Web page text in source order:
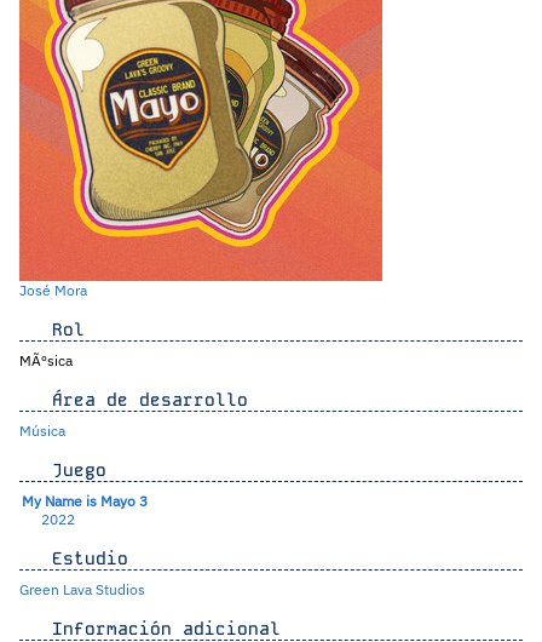
José Mora
Rol
MÃºsica
Área de desarrollo
Música
Juego
My Name is Mayo 3
2022
Estudio
Green Lava Studios
Información adicional